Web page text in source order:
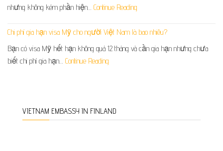
nhưng không kém phần hiện… Continue Reading
Chi phí gia hạn visa Mỹ cho người Việt Nam là bao nhiêu?
Bạn có visa Mỹ hết hạn không quá 12 tháng và cần gia hạn nhưng chưa
biết chi phí gia hạn… Continue Reading
VIETNAM EMBASSY IN FINLAND